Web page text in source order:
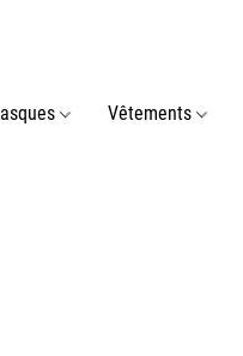
Vêtements